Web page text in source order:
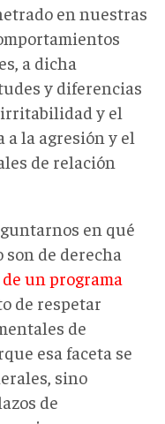
en nuestras
a dicha
y diferencias
y el
la agresión y el
de relación
en qué
de derecha
un programa
de respetar
de
esa faceta se
sino
de